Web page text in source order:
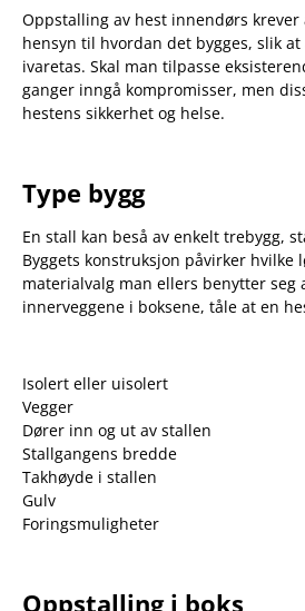
Oppstalling av hest innendørs
hensyn til hvordan det bygges, slik
ivaretas. Skal man tilpasse
ganger inngå kompromisser, men
hestens sikkerhet og helse.
Type bygg
En stall kan beså av enkelt trebygg,
Byggets konstruksjon påvirker hvilke
materialvalg man ellers benytter seg
innerveggene i boksene, tåle at en
Isolert eller uisolert
Vegger
Dører inn og ut av stallen
Stallgangens bredde
Takhøyde i stallen
Gulv
Foringsmuligheter
Oppstalling i boks